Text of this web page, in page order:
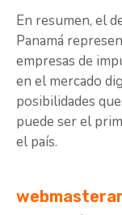
En resumen, el
Panamá
empresas de
en el mercado
posibilidades
puede ser el
el país.